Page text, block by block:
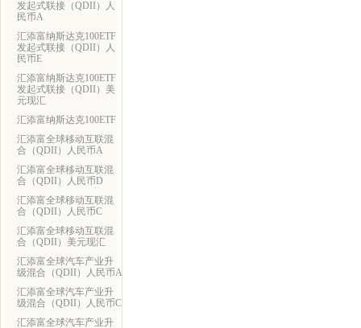
发起式联接（QDII）人
民币A
汇添富纳斯达克100ETF
发起式联接（QDII）人
民币E
汇添富纳斯达克100ETF
发起式联接（QDII）美
元现汇
汇添富纳斯达克100ETF
汇添富全球移动互联混
合（QDII）人民币A
汇添富全球移动互联混
合（QDII）人民币D
汇添富全球移动互联混
合（QDII）人民币C
汇添富全球移动互联混
合（QDII）美元现汇
汇添富全球汽车产业升
级混合（QDII）人民币A
汇添富全球汽车产业升
级混合（QDII）人民币C
汇添富全球汽车产业升